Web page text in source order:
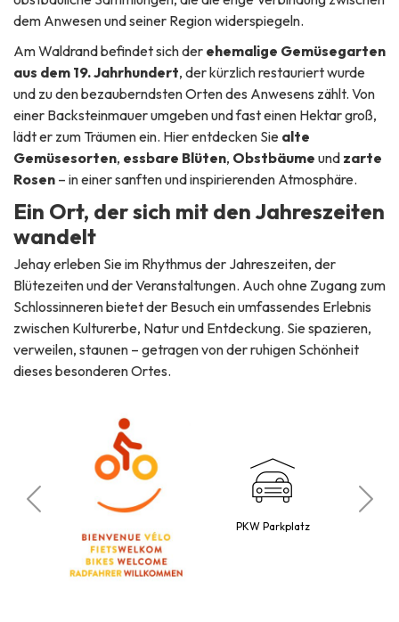
dem Anwesen und seiner Region widerspiegeln.
Am Waldrand befindet sich der ehemalige Gemüsegarten
aus dem 19. Jahrhundert, der kürzlich restauriert wurde
und zu den bezauberndsten Orten des Anwesens zählt. Von
einer Backsteinmauer umgeben und fast einen Hektar groß,
lädt er zum Träumen ein. Hier entdecken Sie alte
Gemüsesorten, essbare Blüten, Obstbäume und zarte
Rosen – in einer sanften und inspirierenden Atmosphäre.
Ein Ort, der sich mit den Jahreszeiten
wandelt
Jehay erleben Sie im Rhythmus der Jahreszeiten, der
Blütezeiten und der Veranstaltungen. Auch ohne Zugang zum
Schlossinneren bietet der Besuch ein umfassendes Erlebnis
zwischen Kulturerbe, Natur und Entdeckung. Sie spazieren,
verweilen, staunen – getragen von der ruhigen Schönheit
dieses besonderen Ortes.
PKW Parkplatz